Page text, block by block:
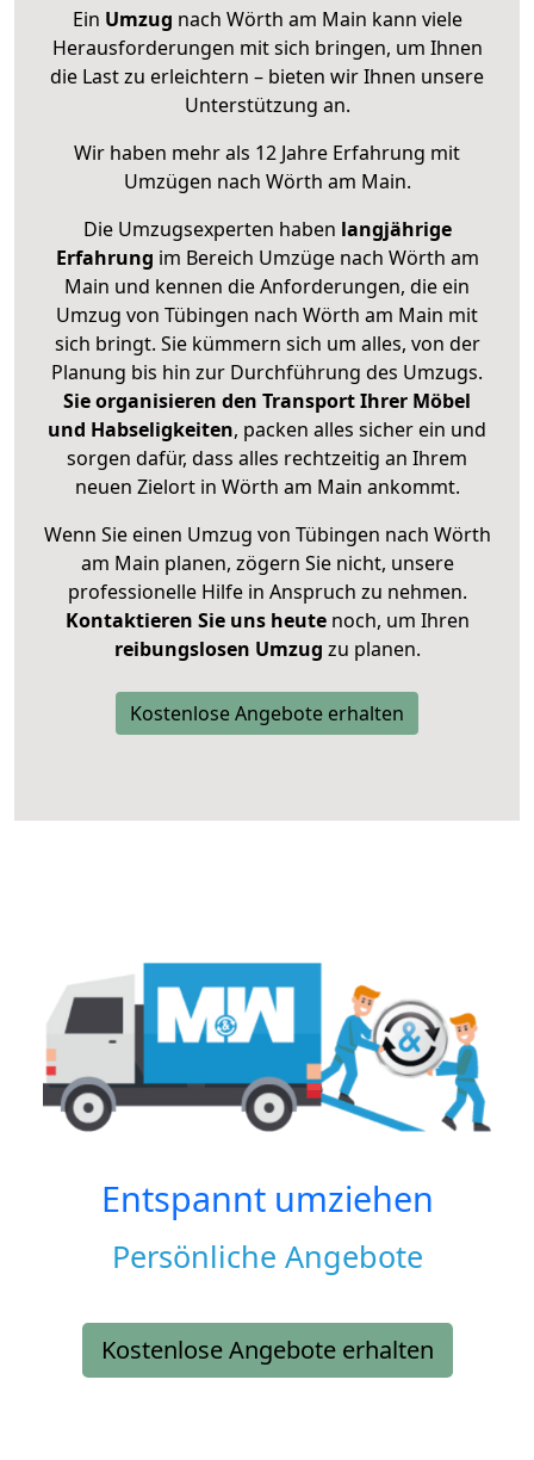
Ein Umzug nach Wörth am Main kann viele
Herausforderungen mit sich bringen, um Ihnen
die Last zu erleichtern – bieten wir Ihnen unsere
Unterstützung an.
Wir haben mehr als 12 Jahre Erfahrung mit
Umzügen nach Wörth am Main.
Die Umzugsexperten haben langjährige
Erfahrung im Bereich Umzüge nach Wörth am
Main und kennen die Anforderungen, die ein
Umzug von Tübingen nach Wörth am Main mit
sich bringt. Sie kümmern sich um alles, von der
Planung bis hin zur Durchführung des Umzugs.
Sie organisieren den Transport Ihrer Möbel
und Habseligkeiten, packen alles sicher ein und
sorgen dafür, dass alles rechtzeitig an Ihrem
neuen Zielort in Wörth am Main ankommt.
Wenn Sie einen Umzug von Tübingen nach Wörth
am Main planen, zögern Sie nicht, unsere
professionelle Hilfe in Anspruch zu nehmen.
Kontaktieren Sie uns heutenoch, um Ihren
reibungslosen Umzug zu planen.
Kostenlose Angebote erhalten
Entspannt umziehen
Persönliche Angebote
Kostenlose Angebote erhalten